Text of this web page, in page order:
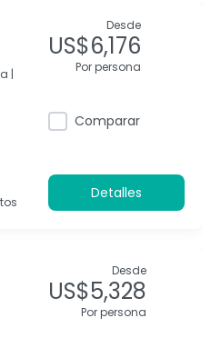
|
Desde
US$6,176
Por persona
Comparar
Detalles
Desde
US$5,328
Por persona